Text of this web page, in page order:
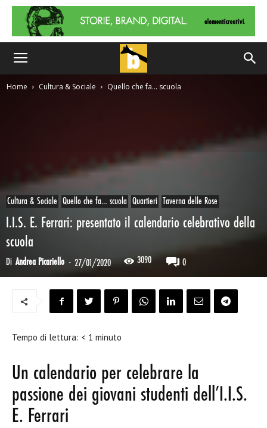
Home Cultura & Sociale Quello che fa… scuola
Cultura & Sociale Quello che fa… scuola Quartieri Taverna delle Rose
I.I.S. E. Ferrari: presentato il calendario celebrativo della
scuola
Di Andrea Picariello - 27/01/2020 3090 0
Tempo di lettura: < 1 minuto
Un calendario per celebrare la
passione dei giovani studenti dell’I.I.S.
E. Ferrari